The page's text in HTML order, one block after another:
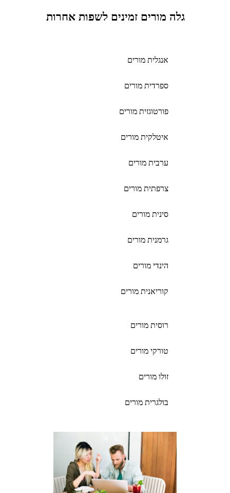
גלה מורים זמינים לשפות אחרות
אנגלית מורים
ספרדית מורים
פורטוגזית מורים
איטלקית מורים
ערבית מורים
צרפתית מורים
סינית מורים
גרמנית מורים
הינדי מורים
קוריאנית מורים
רוסית מורים
טורקי מורים
זולו מורים
בולגרית מורים